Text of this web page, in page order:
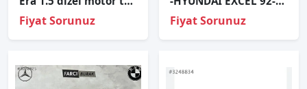
Fiyat Sorunuz Fiyat Sorunuz